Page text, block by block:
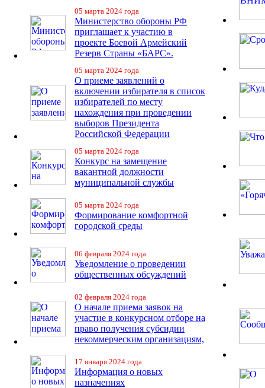
05 марта 2024 года
Министерство обороны РФ
приглашает к участию в
проекте Боевой Армейский
Резерв Страны «БАРС».
05 марта 2024 года
О приеме заявлений о
включении избирателя в список
избирателей по месту
нахождения при проведении
выборов Президента
Российской Федерации
05 марта 2024 года
Конкурс на замещение
вакантной должности
муниципальной службы
05 марта 2024 года
Формирование комфортной
городской среды
06 февраля 2024 года
Уведомление о проведении
общественных обсуждений
02 февраля 2024 года
О начале приема заявок на
участие в конкурсном отборе на
право получения субсидии
некоммерческим организациям,
17 января 2024 года
Информация о новых
назначениях